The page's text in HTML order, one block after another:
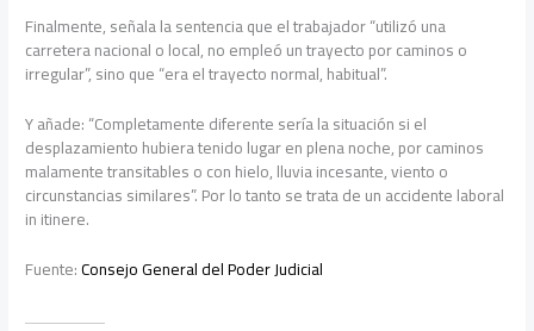
Finalmente, señala la sentencia que el trabajador “utilizó una
carretera nacional o local, no empleó un trayecto por caminos o
irregular”, sino que “era el trayecto normal, habitual”.
Y añade: “Completamente diferente sería la situación si el
desplazamiento hubiera tenido lugar en plena noche, por caminos
malamente transitables o con hielo, lluvia incesante, viento o
circunstancias similares”. Por lo tanto se trata de un accidente laboral
in itinere.
Fuente:Consejo General del Poder Judicial